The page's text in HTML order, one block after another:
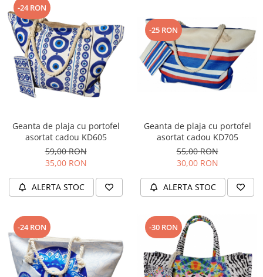
-24 RON
Geanta de plaja cu portofel
asortat cadou KD605
59,00 RON
35,00 RON
ALERTA STOC
-25 RON
Geanta de plaja cu portofel
asortat cadou KD705
55,00 RON
30,00 RON
ALERTA STOC
-24 RON -30 RON